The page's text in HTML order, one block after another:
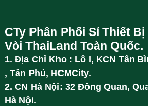
CTy Phân Phối Sỉ Thiết Bị
Vòi ThaiLand Toàn Quốc.
1. Địa Chỉ Kho : Lô I, KCN Tân
, Tân Phú, HCMCity.
2. CN Hà Nội: 32 Đông Quan,
Hà Nội.